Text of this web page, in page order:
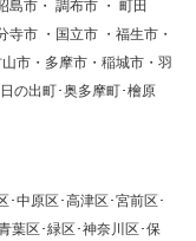
島市・ 調布市 ・ 町田
市 ・国立市 ・福生市・
市・多摩市・稲城市・羽
の出町･奥多摩町･檜原
･中原区･高津区･宮前区･
葉区･緑区･神奈川区･保